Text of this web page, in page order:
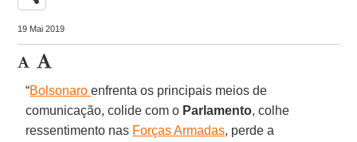
19 Mai 2019
“Bolsonaroenfrenta os principais meios de
comunicação, colide com o Parlamento, colhe
ressentimento nas Forças Armadas, perde a